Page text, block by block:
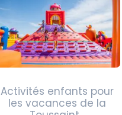
Activités enfants pour
les vacances de la